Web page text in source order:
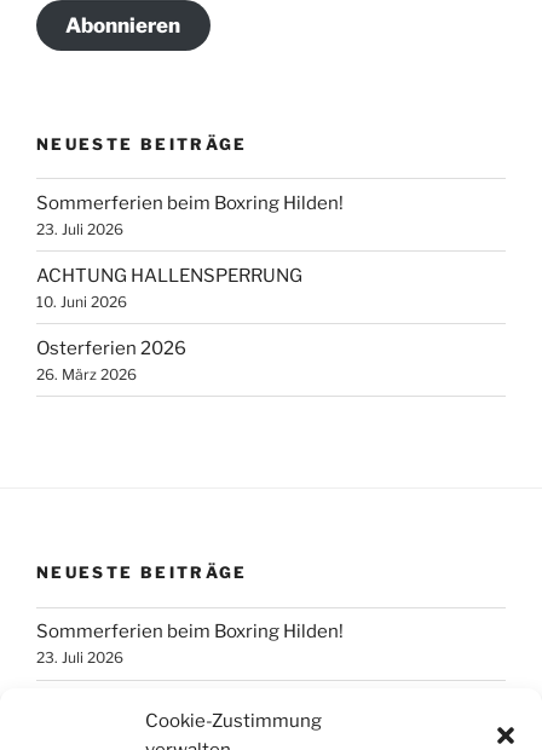
Cookie-Zustimmung
Abonnieren
NEUESTE BEITRÄGE
Sommerferien beim Boxring Hilden!
23. Juli 2026
ACHTUNG HALLENSPERRUNG
10. Juni 2026
Osterferien 2026
26. März 2026
NEUESTE BEITRÄGE
Sommerferien beim Boxring Hilden!
23. Juli 2026